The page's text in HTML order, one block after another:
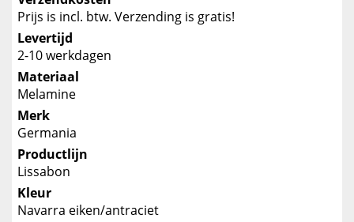
Prijs is incl. btw. Verzending is gratis!
Levertijd
2-10 werkdagen
Materiaal
Melamine
Merk
Germania
Productlijn
Lissabon
Kleur
Navarra eiken/antraciet